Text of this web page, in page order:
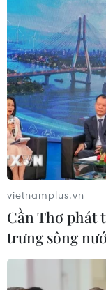
vietnamplus.vn
Cần Thơ phát
trưng sông